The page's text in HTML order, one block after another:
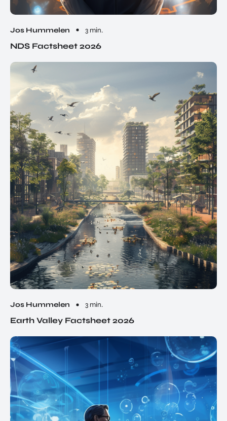
Jos Hummelen 3 min.
NDS Factsheet 2026
Jos Hummelen 3 min.
Earth Valley Factsheet 2026